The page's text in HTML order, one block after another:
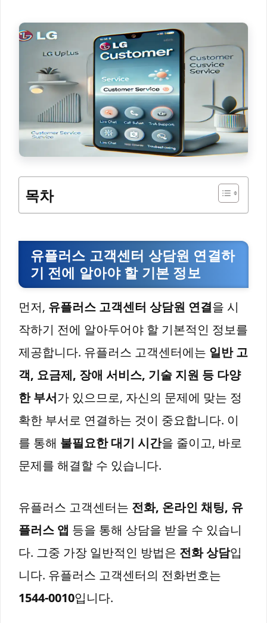
목차
유플러스 고객센터 상담원 연결하
기 전에 알아야 할 기본 정보
먼저, 유플러스 고객센터 상담원 연결을 시
작하기 전에 알아두어야 할 기본적인 정보를
제공합니다. 유플러스 고객센터에는 일반 고
객, 요금제, 장애 서비스, 기술 지원 등 다양
한 부서가 있으므로, 자신의 문제에 맞는 정
확한 부서로 연결하는 것이 중요합니다. 이
를 통해 불필요한 대기 시간을 줄이고, 바로
문제를 해결할 수 있습니다.
유플러스 고객센터는 전화, 온라인 채팅, 유
플러스 앱 등을 통해 상담을 받을 수 있습니
다. 그중 가장 일반적인 방법은 전화 상담입
니다. 유플러스 고객센터의 전화번호는
1544-0010입니다.